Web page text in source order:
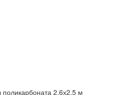
2,6х2,5 м